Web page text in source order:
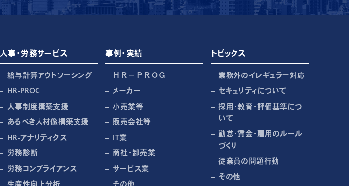
人事・労務サービス
給与計算アウトソーシング
HR-PROG
人事制度構築支援
あるべき人材像構築支援
HR-アナリティクス
労務診断
労務コンプライアンス
生産性向上分析
事例・実績
ＨＲ－ＰＲＯＧ
メーカー
小売業等
販売会社等
IT業
商社・卸売業
サービス業
その他
トピックス
業務外のイレギュラー対応
セキュリティについて
採用・教育・評価基準につ
いて
勤怠・賃金・雇用のルール
づくり
従業員の問題行動
その他